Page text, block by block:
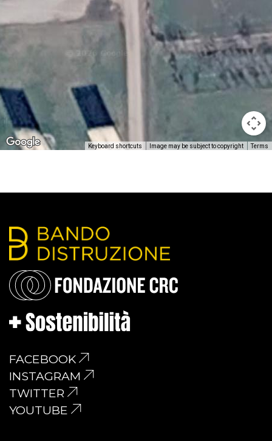
Keyboard shortcuts Image may be subject to copyright Terms
FACEBOOK
INSTAGRAM
TWITTER
YOUTUBE